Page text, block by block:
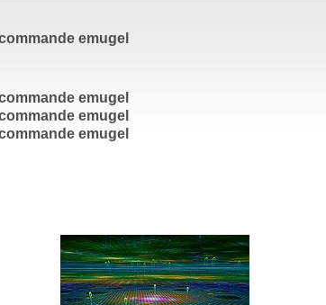
emugel
emugel
emugel
emugel